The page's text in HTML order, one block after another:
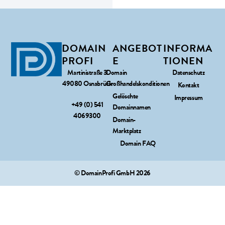
DOMAIN
PROFI
Martinistraße 3
49080 Osnabrück
+49 (0) 541
4069300
ANGEBOT
E
Domain
Großhandelskonditionen
Gelöschte
Domainnamen
Domain-
Marktplatz
Domain FAQ
INFORMA
TIONEN
Datenschutz
Kontakt
Impressum
© DomainProfi GmbH 2026